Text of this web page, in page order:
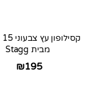
מבית Stagg
₪195